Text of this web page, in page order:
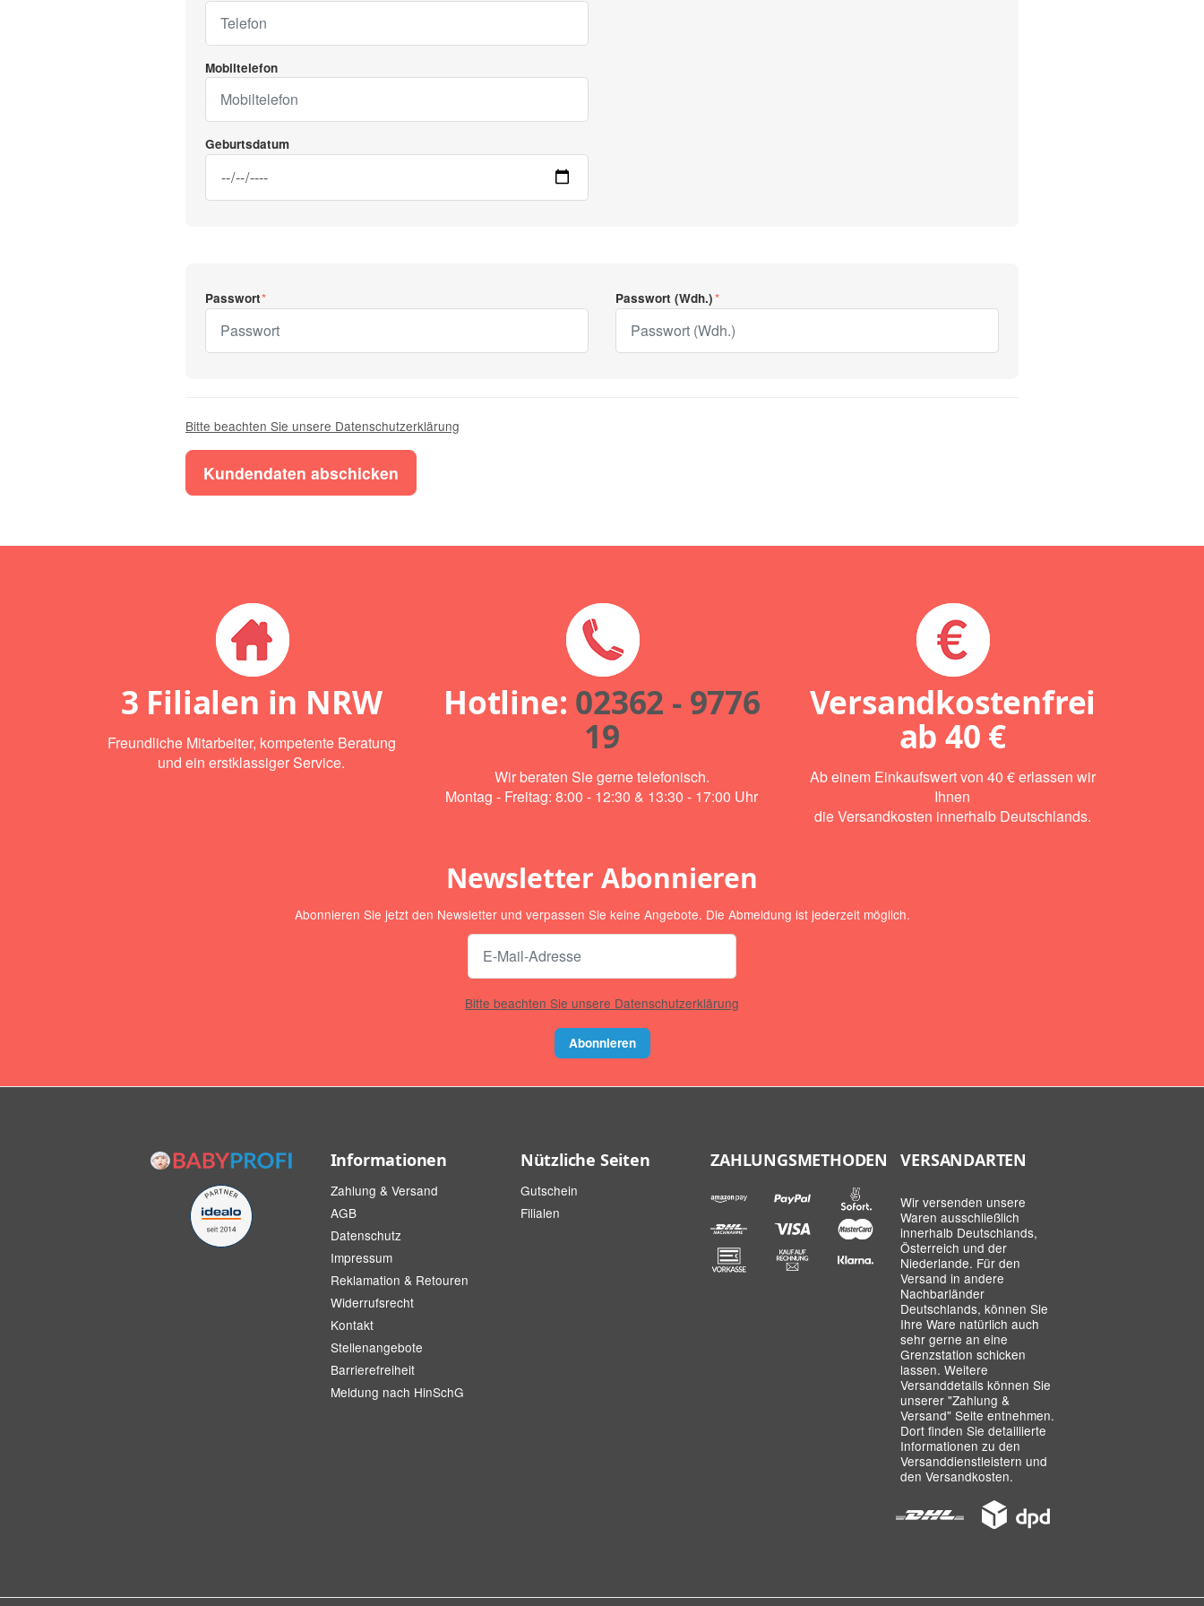
Mobiltelefon
Geburtsdatum
Passwort Passwort (Wdh.)
Bitte beachten Sie unsere Datenschutzerklärung
3 Filialen in NRW
Freundliche Mitarbeiter, kompetente Beratung
und ein erstklassiger Service.
Hotline: 02362 - 9776
19
Wir beraten Sie gerne telefonisch.
Montag - Freitag: 8:00 - 12:30 & 13:30 - 17:00 Uhr
Versandkostenfrei
ab 40 €
Ab einem Einkaufswert von 40 € erlassen wir
Ihnen
die Versandkosten innerhalb Deutschlands.
Newsletter Abonnieren
Abonnieren Sie jetzt den Newsletter und verpassen Sie keine Angebote. Die Abmeldung ist jederzeit möglich.
Bitte beachten Sie unsere Datenschutzerklärung
Abonnieren
Informationen
Zahlung & Versand
AGB
Datenschutz
Impressum
Reklamation & Retouren
Widerrufsrecht
Kontakt
Stellenangebote
Barrierefreiheit
Meldung nach HinSchG
Nützliche Seiten
Gutschein
Filialen
ZAHLUNGSMETHODEN VERSANDARTEN
Wir versenden unsere
Waren ausschließlich
innerhalb Deutschlands,
Österreich und der
Niederlande. Für den
Versand in andere
Nachbarländer
Deutschlands, können Sie
Ihre Ware natürlich auch
sehr gerne an eine
Grenzstation schicken
lassen. Weitere
Versanddetails können Sie
unserer"Zahlung &
Versand" Seite entnehmen.
Dort finden Sie detaillierte
Informationen zu den
Versanddienstleistern und
den Versandkosten.